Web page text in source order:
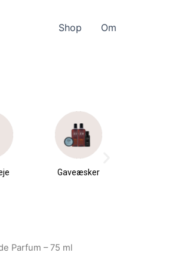
Shop Om
Gaveæsker
Parfum – 75 ml